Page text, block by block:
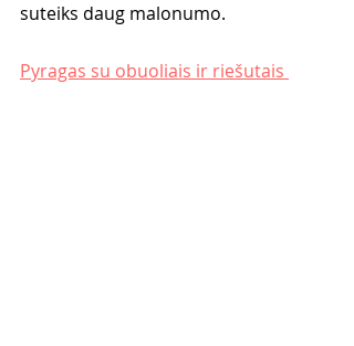
suteiks daug malonumo.
Pyragas su obuoliais ir riešutais